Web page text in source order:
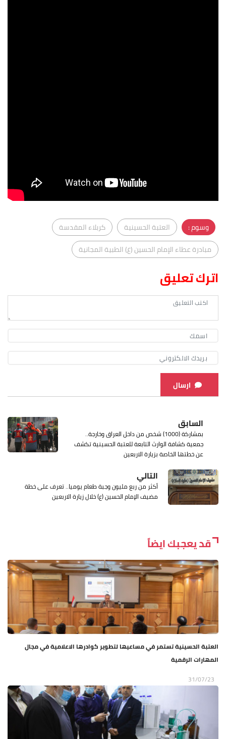
وسوم : العتبة الحسينية
كربلاء المقدسة
مبادرة عطاء الإمام الحسين (ع) الطبية المجانية
اترك تعليق
ارسال
السابق
بمشاركة (1000) شخص من داخل العراق وخارجة..
جمعية كشافة الوارث التابعة للعتبة الحسينية تكشف
عن خطتها الخاصة بزيارة الاربعين
التالي
أكثر من ربع مليون وجبة طعام يوميا.. تعرف على خطة
مضيف الإمام الحسين (ع) خلال زيارة الاربعين
قد يعجبك ايضاً
العتبة الحسينية تستمر في مساعيها لتطوير كوادرها الاعلامية في مجال
المهارات الرقمية
31/07/23